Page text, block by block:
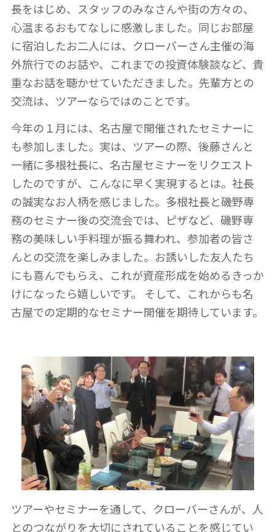
長をはじめ、スタッフのみなさんや街の方々の、
心温まるおもてなしに感激しました。同じお部屋
に宿泊したお二人には、クローバーさん主催の海
外旅行でのお話や、これまでの投資体験談など、貴
重なお話を聴かせていただきました。先輩方との
交流は、ツアーならではのことです。
今年の１月には、名古屋で開催されたセミナーに
も参加しました。実は、ツアーの際、後藤さんと
一緒に多根社長に、名古屋セミナーをリクエスト
したのですが、こんなに早く実現するとは。社長
の誠実なお人柄を感じました。多根社長と磯野専
務のセミナー後の交流会では、ピザなど、磯野専
務の美味しい手料理が振る舞われ、参加者の皆さ
んとの交流を楽しみました。お誘いした友人たち
にも喜んでもらえ、これが資産形成を始めるきっか
けになったら嬉しいです。 そして、これからも名
古屋での定期的なセミナー開催を期待しています。
ツアーやセミナーを通して、クローバーさんが、人
とのつながりを大切にされていることを感じてい